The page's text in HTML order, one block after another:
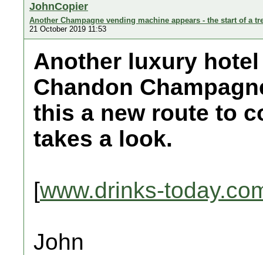
JohnCopier
Another Champagne vending machine appears - the start of a
21 October 2019 11:53
Another luxury
Chandon
this a new route to
takes a look.
[www.drinks-
John